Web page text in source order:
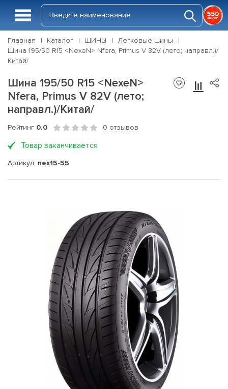
Главная Каталог ШИНЫ
Легковые шины
Шина 195/50 R15 <NexeN> Nfera, Primus V 82V (лето; направл.)/
Китай/
Шина 195/50 R15 <NexeN>
Nfera, Primus V 82V (лето;
направл.)/Китай/
Рейтинг 0.0 0 отзывов
Товар заканчивается
Артикул: nex15-55